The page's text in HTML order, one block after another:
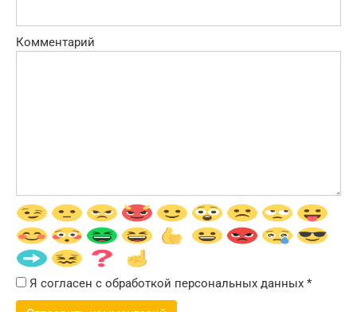
Комментарий
Я согласен с обработкой персональных данных *